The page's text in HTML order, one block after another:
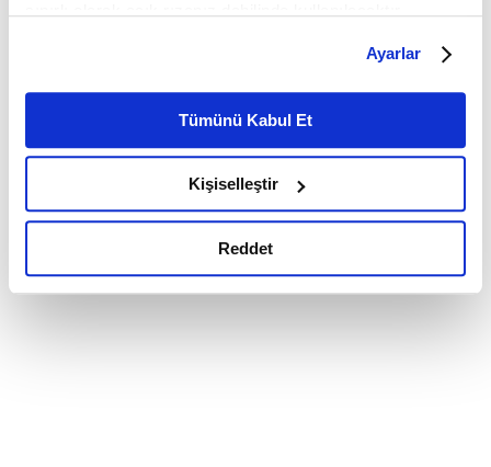
belirleyebilirsiniz. Çerezlere ilişkin detaylı bilgi için
Ayarlar butonuna tıklayabilir,Çerez Bilgilendirme
Metnimizi ziyaret edebilirsiniz.
6698 sayılı Kişisel Verilerin Korunması Kanunu uyarınca
okumak ve sitemizi ziyaretiniz kapsamında
gerçekleştirilen veri işleme faaliyetleri ile ilgili daha
detaylı bilgi almak için lütfentıklayınız.
Ayarlar
Tümünü Kabul Et
Kişiselleştir
Reddet